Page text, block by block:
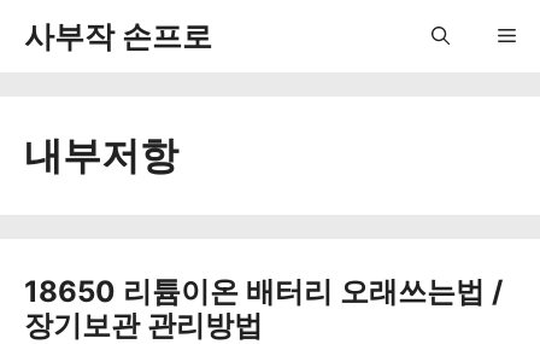
사부작 손프로
내부저항
18650 리튬이온 배터리 오래쓰는법 /
장기보관 관리방법